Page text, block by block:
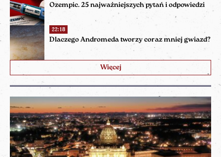
Ozempic. 25 najważniejszych pytań i odpowiedzi
22:18
Dlaczego Andromeda tworzy coraz mniej gwiazd?
Więcej